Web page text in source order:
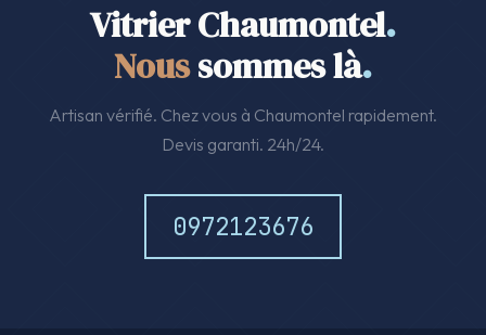
Vitrier Chaumontel.
Noussommes là.
Artisan vérifié. Chez vous à Chaumontel rapidement.
Devis garanti. 24h/24.
0972123676